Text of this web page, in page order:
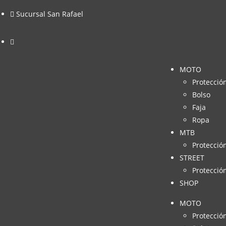
Sucursal San Rafael
MOTO
Bolso
Faja
Ropa
MTB
STREET
SHOP
MOTO